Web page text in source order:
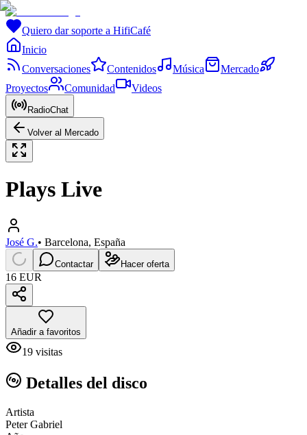
Quiero dar soporte a HifiCafé
Inicio
Conversaciones
Contenidos Música
Mercado
Proyectos
Comunidad Videos
RadioChat
Volver al Mercado
Plays Live
José G.• Barcelona, España
Contactar Hacer oferta
16 EUR
Añadir a favoritos
19 visitas
Detalles del disco
Artista
Peter Gabriel